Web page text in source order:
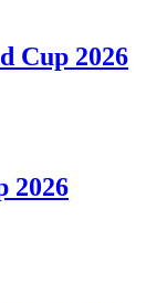
Cup 2026
2026